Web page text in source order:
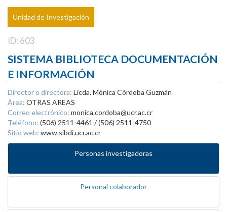
Unidad de Investigación
ID: 603
SISTEMA BIBLIOTECA DOCUMENTACIÓN
E INFORMACIÓN
Director o directora: Licda. Mónica Córdoba Guzmán
Área: OTRAS AREAS
Correo electrónico: monica.cordoba@ucr.ac.cr
Teléfono: (506) 2511-4461 / (506) 2511-4750
Sitio web: www.sibdi.ucr.ac.cr
Personas investigadoras
Personal colaborador